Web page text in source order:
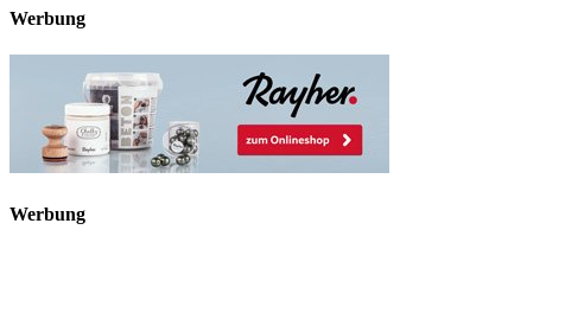
Werbung
Werbung